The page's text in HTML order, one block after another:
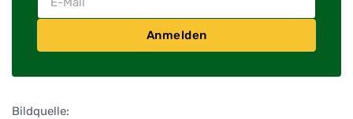
Anmelden
Bildquelle: